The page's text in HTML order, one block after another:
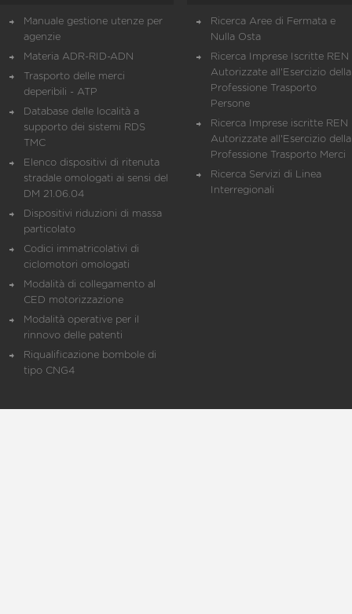
Manuale gestione utenze per
agenzie
Materia ADR-RID-ADN
Trasporto delle merci
deperibili - ATP
Database delle località a
supporto dei sistemi RDS
TMC
Elenco dispositivi di ritenuta
stradale omologati ai sensi del
DM 21.06.04
Dispositivi riduzioni di massa
particolato
Codici immatricolativi di
ciclomotori omologati
Modalità di collegamento al
CED motorizzazione
Modalità operative per il
rinnovo delle patenti
Riqualificazione bombole di
tipo CNG4
Ricerca Aree di Fermata e
Nulla Osta
Ricerca Imprese Iscritte REN
Autorizzate all'Esercizio della
Professione Trasporto
Persone
Ricerca Imprese iscritte REN
Autorizzate all'Esercizio della
Professione Trasporto Merci
Ricerca Servizi di Linea
Interregionali